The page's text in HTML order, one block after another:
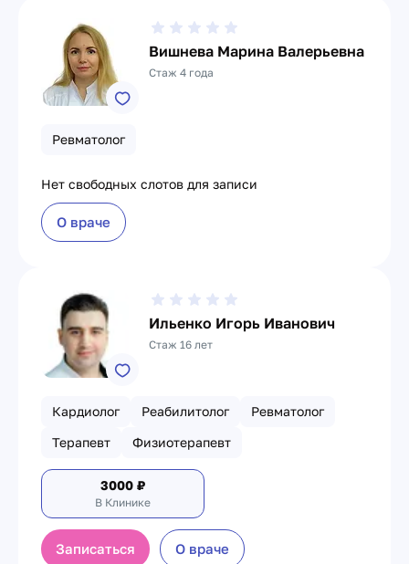
Вишнева Марина Валерьевна
Стаж 4 года
Ревматолог
Нет свободных слотов для записи
О враче
Ильенко Игорь Иванович
Стаж 16 лет
Кардиолог Реабилитолог
Ревматолог
Терапевт
Физиотерапевт
3000 ₽
В Клинике
Записаться О враче